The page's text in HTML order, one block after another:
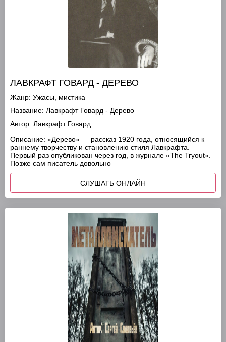
ЛАВКРАФТ ГОВАРД - ДЕРЕВО
Жанр: Ужасы, мистика
Название: Лавкрафт Говард - Дерево
Автор: Лавкрафт Говард
Описание: «Дерево» — рассказ 1920 года, относящийся к
раннему творчеству и становлению стиля Лавкрафта.
Первый раз опубликован через год, в журнале «The Tryout».
Позже сам писатель довольно
СЛУШАТЬ ОНЛАЙН